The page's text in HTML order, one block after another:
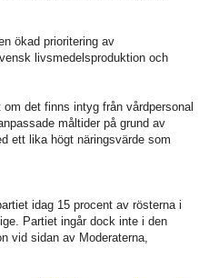
ökad prioritering av
livsmedelsproduktion och
det finns intyg från vårdpersonal
måltider på grund av
ett lika högt näringsvärde som
idag 15 procent av rösterna i
Partiet ingår dock inte i den
vid sidan av Moderaterna,